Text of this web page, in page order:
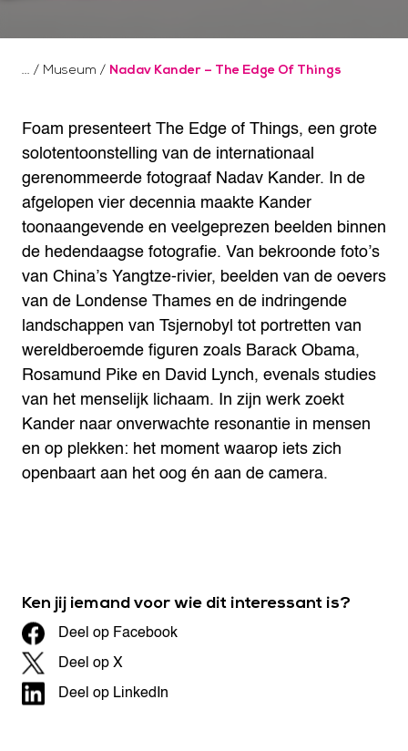
/ Museum / Nadav Kander – The Edge Of Things
Foam presenteert The Edge of Things, een grote
solotentoonstelling van de internationaal
gerenommeerde fotograaf Nadav Kander. In de
afgelopen vier decennia maakte Kander
toonaangevende en veelgeprezen beelden binnen
de hedendaagse fotografie. Van bekroonde foto’s
van China’s Yangtze-rivier, beelden van de oevers
van de Londense Thames en de indringende
landschappen van Tsjernobyl tot portretten van
wereldberoemde figuren zoals Barack Obama,
Rosamund Pike en David Lynch, evenals studies
van het menselijk lichaam. In zijn werk zoekt
Kander naar onverwachte resonantie in mensen
en op plekken: het moment waarop iets zich
openbaart aan het oog én aan de camera.
Ken jij iemand voor wie dit interessant is?
Deel op Facebook
Deel op X
Deel op LinkedIn